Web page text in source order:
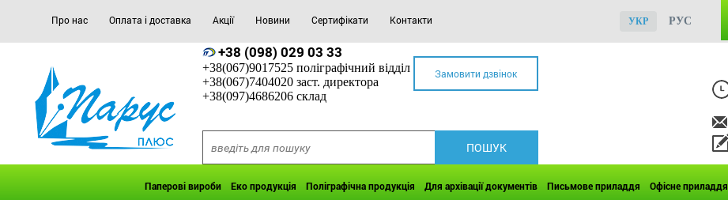
Про нас Оплата і доставка Акції Новини Сертифікати Контакти УКР РУС
+38 (098) 029 03 33
+38(067)9017525 поліграфічний відділ
+38(067)7404020 заст. директора
+38(097)4686206 склад
Замовити дзвінок
Паперові вироби Еко продукція Поліграфічна продукція Для архівації документів Письмове приладдя Офісне приладдя